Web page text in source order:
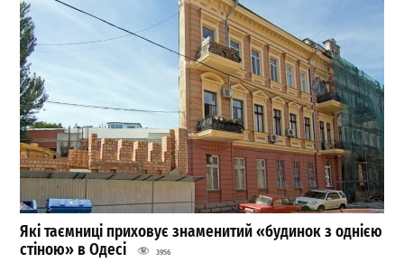
Які таємниці приховує знаменитий «будинок з однією
стіною» в Одесі
3956